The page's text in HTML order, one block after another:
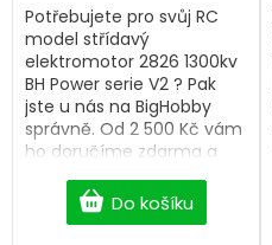
Do košíku
Potřebujete pro svůj RC
model střídavý
elektromotor 2826 1300kv
BH Power serie V2 ? Pak
jste u nás na BigHobby
správně. Od 2 500 Kč vám
ho doručíme zdarma a
bez čekání.